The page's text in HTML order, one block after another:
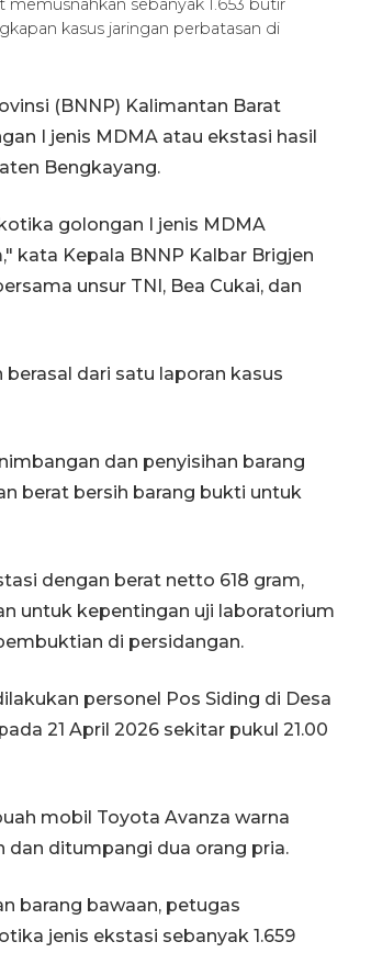
sebanyak 1.653 butir
kasus jaringan perbatasan di
(BNNP) Kalimantan Barat
I jenis MDMA atau ekstasi hasil
Bengkayang.
golongan I jenis MDMA
kata Kepala BNNP Kalbar Brigjen
unsur TNI, Bea Cukai, dan
dari satu laporan kasus
dan penyisihan barang
berat bersih barang bukti untuk
dengan berat netto 618 gram,
untuk kepentingan uji laboratorium
di persidangan.
personel Pos Siding di Desa
21 April 2026 sekitar pukul 21.00
mobil Toyota Avanza warna
dan ditumpangi dua orang pria.
barang bawaan, petugas
jenis ekstasi sebanyak 1.659